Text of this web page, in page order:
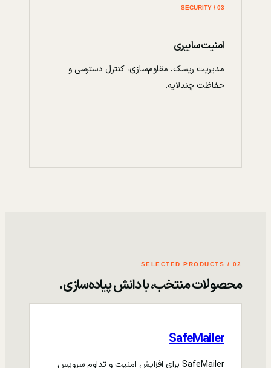
03 / SECURITY
امنیت سایبری
مدیریت ریسک، مقاوم‌سازی، کنترل دسترسی و
حفاظت چندلایه.
02 / SELECTED PRODUCTS
محصولات منتخب، با دانش پیاده‌سازی.
SafeMailer
SafeMailer برای افزایش امنیت و تداوم سرویس